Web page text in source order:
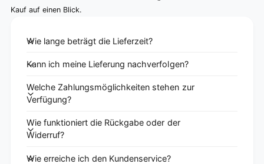
Kauf auf einen Blick.
Wie lange beträgt die Lieferzeit?
Kann ich meine Lieferung nachverfolgen?
Welche Zahlungsmöglichkeiten stehen zur
Verfügung?
Wie funktioniert die Rückgabe oder der
Widerruf?
Wie erreiche ich den Kundenservice?